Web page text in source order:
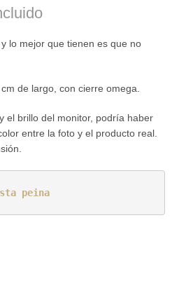
lo mejor que tienen es que no
de largo, con cierre omega.
el brillo del monitor, podría haber
entre la foto y el producto real.
peina